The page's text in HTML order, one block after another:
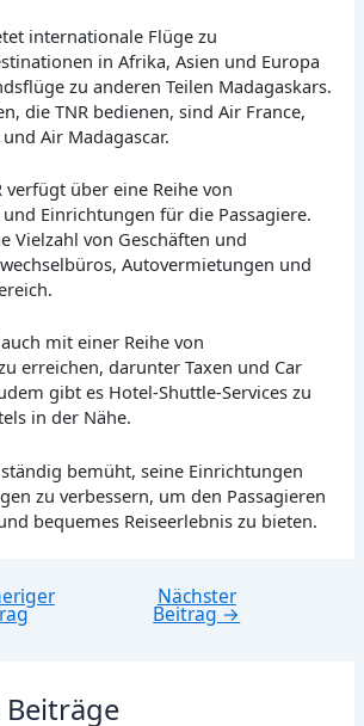
internationale Flüge zu
in Afrika, Asien und Europa
zu anderen Teilen Madagaskars.
die TNR bedienen, sind Air France,
Air Madagascar.
verfügt über eine Reihe von
Einrichtungen für die Passagiere.
Vielzahl von Geschäften und
Autovermietungen und
mit einer Reihe von
erreichen, darunter Taxen und Car
gibt es Hotel-Shuttle-Services zu
in der Nähe.
bemüht, seine Einrichtungen
zu verbessern, um den Passagieren
bequemes Reiseerlebnis zu bieten.
Nächster
Beitrag→